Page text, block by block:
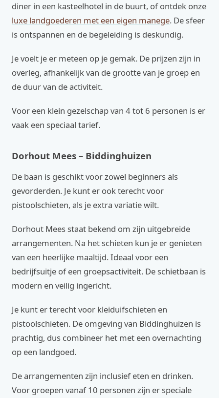
diner in een kasteelhotel in de buurt, of ontdek onze
luxe landgoederen met een eigen manege. De sfeer
is ontspannen en de begeleiding is deskundig.
Je voelt je er meteen op je gemak. De prijzen zijn in
overleg, afhankelijk van de grootte van je groep en
de duur van de activiteit.
Voor een klein gezelschap van 4 tot 6 personen is er
vaak een speciaal tarief.
Dorhout Mees – Biddinghuizen
De baan is geschikt voor zowel beginners als
gevorderden. Je kunt er ook terecht voor
pistoolschieten, als je extra variatie wilt.
Dorhout Mees staat bekend om zijn uitgebreide
arrangementen. Na het schieten kun je er genieten
van een heerlijke maaltijd. Ideaal voor een
bedrijfsuitje of een groepsactiviteit. De schietbaan is
modern en veilig ingericht.
Je kunt er terecht voor kleiduifschieten en
pistoolschieten. De omgeving van Biddinghuizen is
prachtig, dus combineer het met een overnachting
op een landgoed.
De arrangementen zijn inclusief eten en drinken.
Voor groepen vanaf 10 personen zijn er speciale